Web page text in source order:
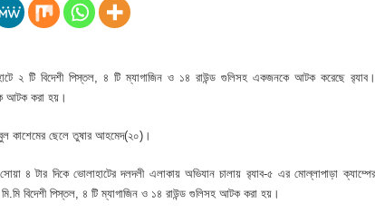
২ টি বিদেশী পিস্তল, ৪ টি ম্যাগাজিন ও ১৪ রাউন্ড গুলিসহ একজনকে আটক করেছে র‌্যাব।
আটক করা হয়।
কাশেমের ছেলে তুষার আহমেদ(২০)।
৪ টার দিকে ভোলাহাটের দলদলী এলাকায় অভিযান চালায় র‌্যাব-৫ এর মোল্লাপাড়া ক্যাম্পের
বিদেশী পিস্তল, ৪ টি ম্যাগাজিন ও ১৪ রাউন্ড গুলিসহ আটক করা হয়।